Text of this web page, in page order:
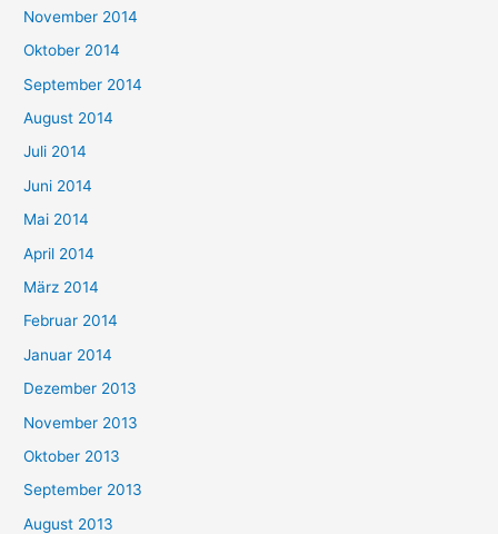
November 2014
Oktober 2014
September 2014
August 2014
Juli 2014
Juni 2014
Mai 2014
April 2014
März 2014
Februar 2014
Januar 2014
Dezember 2013
November 2013
Oktober 2013
September 2013
August 2013